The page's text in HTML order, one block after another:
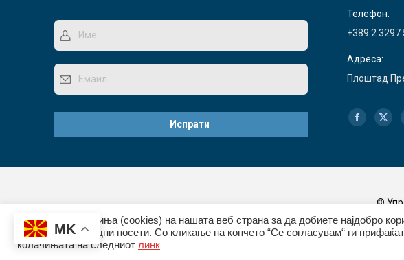
Телефон:
+389 2 3297
Адреса:
Плоштад
Find us on:
new
X
in
©
Користиме колачиња (cookies) на нашата веб страна за да добиете најдобро
преференци за идни посети. Со кликање на копчето “Се согласувам“ ги
колачињата на следниот линк
MK